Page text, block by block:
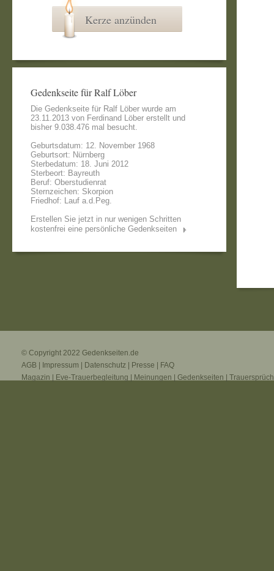
Kerze anzünden
Gedenkseite für Ralf Löber
Die Gedenkseite für Ralf Löber wurde am
23.11.2013 von Ferdinand Löber erstellt und
bisher 9.038.476 mal besucht.
Geburtsdatum: 12. November 1968
Geburtsort: Nürnberg
Sterbedatum: 18. Juni 2012
Sterbeort: Bayreuth
Beruf: Oberstudienrat
Sternzeichen: Skorpion
Friedhof: Lauf a.d.Peg.
Erstellen Sie jetzt in nur wenigen Schritten
kostenfrei eine persönliche Gedenkseiten
© Copyright 2022 Gedenkseiten.de
AGB
Impressum Datenschutz Presse
FAQ
Magazin
Eve-Trauerbegleitung Meinungen Gedenkseiten